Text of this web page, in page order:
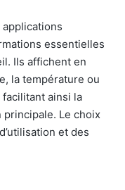
essentielles
Ils affichent en
la température ou
facilitant ainsi la
principale. Le choix
et des